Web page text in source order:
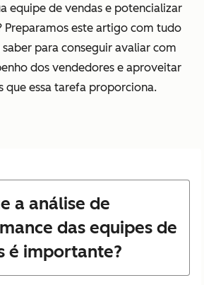
equipe de vendas e potencializar
Preparamos este artigo com tudo
para conseguir avaliar com
dos vendedores e aproveitar
que essa tarefa proporciona.
a análise de
das equipes de
é importante?